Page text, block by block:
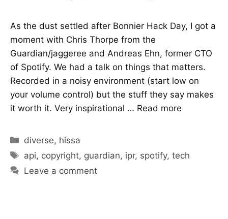
As the dust settled after Bonnier Hack Day, I got a
moment with Chris Thorpe from the
Guardian/jaggeree and Andreas Ehn, former CTO
of Spotify. We had a talk on things that matters.
Recorded in a noisy environment (start low on
your volume control) but the stuff they say makes
it worth it. Very inspirational … Read more
Categories
diverse, hissa
Tags
api, copyright, guardian, ipr, spotify,tech
Leave a comment